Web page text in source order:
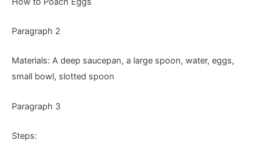
Paragraph 2
Materials: A deep saucepan, a large spoon, water, eggs,
small bowl, slotted spoon
Paragraph 3
Steps: